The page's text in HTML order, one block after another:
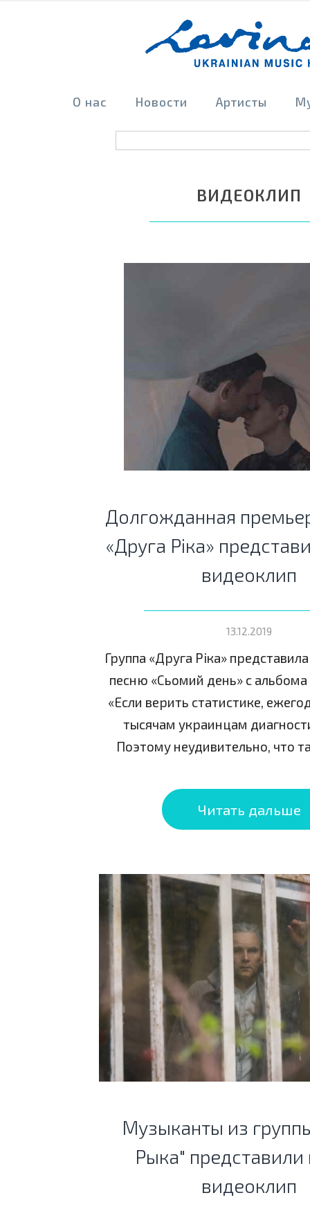
О нас Новости Артисты
ВИДЕОКЛИП
Долгожданная
«Друга Ріка»
видеоклип
13.12.2019
Группа «Друга Ріка»
песню «Сьомий день» с
«Если верить статистике,
тысячам украинцам
Поэтому неудивительно, что
Читать дальше
Музыканты из
Рыка"
видеоклип